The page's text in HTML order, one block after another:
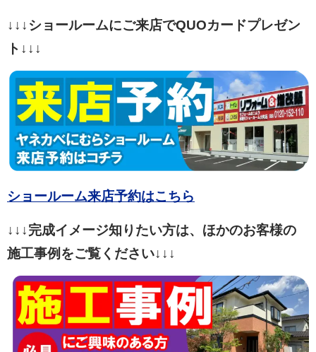
↓↓↓ショールームにご来店でQUOカードプレゼン
ト↓↓↓
ショールーム来店予約はこちら
↓↓↓完成イメージ知りたい方は、ほかのお客様の
施工事例をご覧ください↓↓↓